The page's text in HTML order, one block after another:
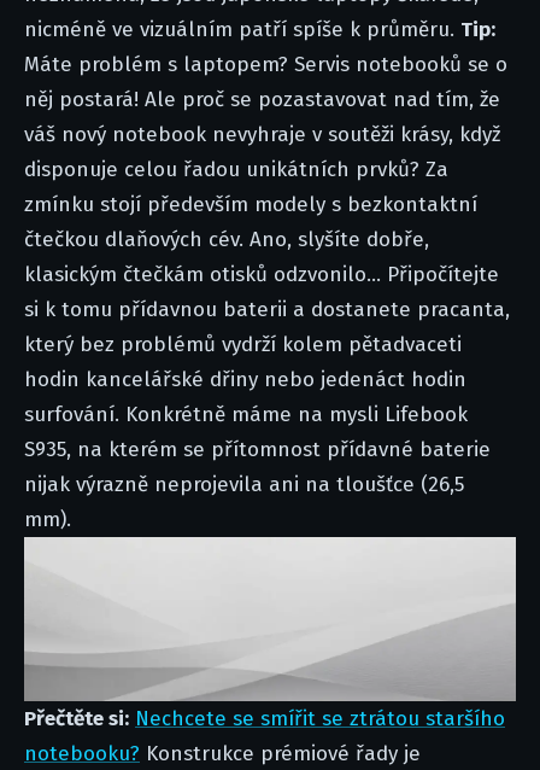
nicméně ve vizuálním patří spíše k průměru. Tip:
Máte problém s laptopem? Servis notebooků se o
něj postará! Ale proč se pozastavovat nad tím, že
váš nový notebook nevyhraje v soutěži krásy, když
disponuje celou řadou unikátních prvků? Za
zmínku stojí především modely s bezkontaktní
čtečkou dlaňových cév. Ano, slyšíte dobře,
klasickým čtečkám otisků odzvonilo... Připočítejte
si k tomu přídavnou baterii a dostanete pracanta,
který bez problémů vydrží kolem pětadvaceti
hodin kancelářské dřiny nebo jedenáct hodin
surfování. Konkrétně máme na mysli Lifebook
S935, na kterém se přítomnost přídavné baterie
nijak výrazně neprojevila ani na tloušťce (26,5
mm).
Přečtěte si: Nechcete se smířit se ztrátou staršího
notebooku? Konstrukce prémiové řady je